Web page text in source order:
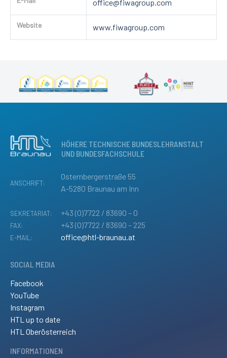
office@fiwagroup.com
Website www.fiwagroup.com
HÖHERE TECHNISCHE BUNDESLEHRANSTALT
UND BUNDESFACHSCHULE
ANSCHRIFT:
Osternbergerstraße 55
A-5280 Braunau am Inn
SEKRETARIAT: +43 (0)7722 / 83690 – 0
FAX: +43 (0)7722 / 83690 – 225
E-MAIL: office@htl-braunau.at
SOCIAL MEDIA
Facebook
YouTube
Instagram
HTL up to date
HTL Oberösterreich
INFORMATIONEN